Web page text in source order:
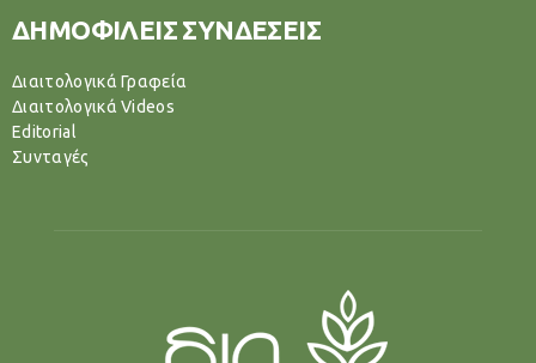
ΔΗΜΟΦΙΛΕΙΣ ΣΥΝΔΕΣΕΙΣ
Διαιτολογικά Γραφεία
Διαιτολογικά Videos
Editorial
Συνταγές